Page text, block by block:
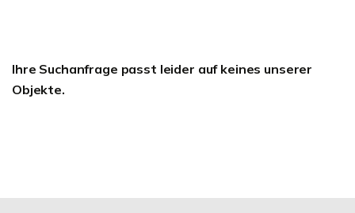
Ihre Suchanfrage passt leider auf keines unserer
Objekte.